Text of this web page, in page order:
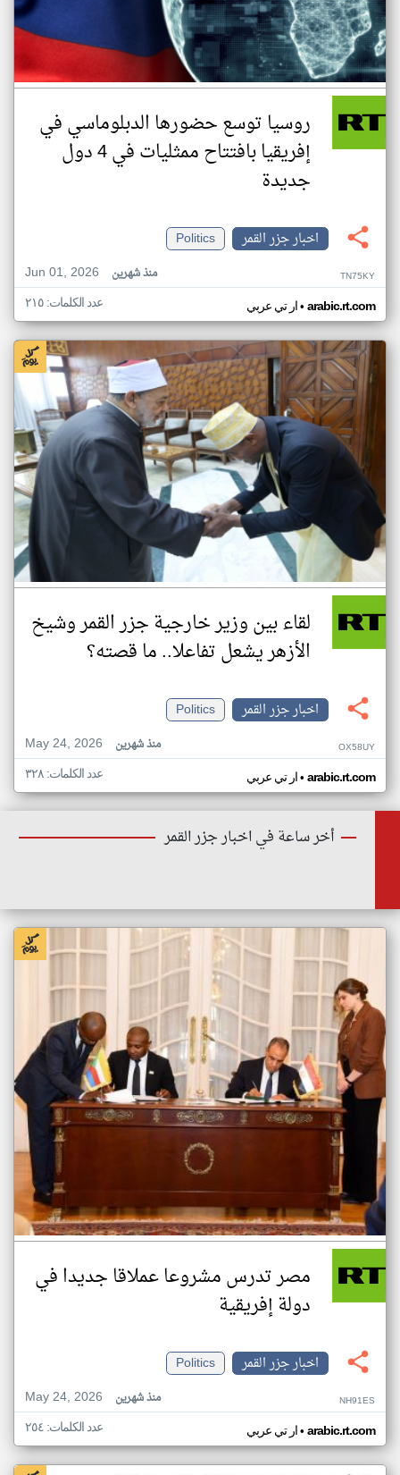
روسيا توسع حضورها الدبلوماسي في
إفريقيا بافتتاح ممثليات في 4 دول
جديدة
اخبار جزر القمر
Politics
Jun 01, 2026
منذ شهرين TN75KY
ار تي عربي• arabic.rt.com عدد الكلمات: ٢١٥
لقاء بين وزير خارجية جزر القمر وشيخ
الأزهر يشعل تفاعلا.. ما قصته؟
اخبار جزر القمر
Politics
May 24, 2026
منذ شهرين OX58UY
ار تي عربي• arabic.rt.com عدد الكلمات: ٣٢٨
أخر ساعة في اخبار جزر القمر
مصر تدرس مشروعا عملاقا جديدا في
دولة إفريقية
اخبار جزر القمر
Politics
May 24, 2026
منذ شهرين NH91ES
ار تي عربي• arabic.rt.com عدد الكلمات: ٢٥٤